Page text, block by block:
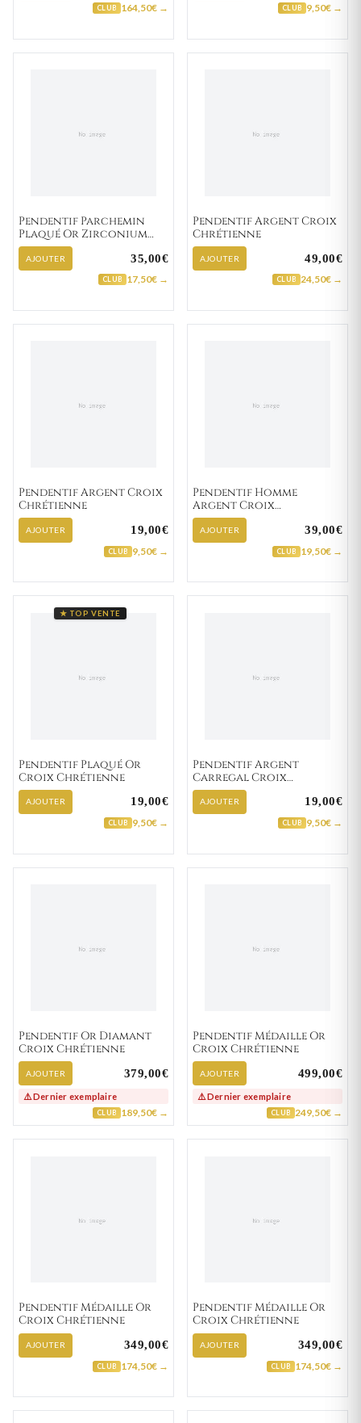
CLUB 164,50€ → CLUB 9,50€ →
Pendentif Parchemin
Plaqué Or Zirconium
Croix Chrétienne
AJOUTER 35,00€
CLUB 17,50€ →
Pendentif Argent Croix
Chrétienne
AJOUTER 49,00€
CLUB 24,50€ →
Pendentif Argent Croix
Chrétienne
AJOUTER 19,00€
CLUB 9,50€ →
Pendentif Homme
Argent Croix
Chrétienne
AJOUTER 39,00€
CLUB 19,50€ →
★ TOP VENTE
Pendentif Plaqué Or
Croix Chrétienne
AJOUTER 19,00€
CLUB 9,50€ →
Pendentif Argent
Carregal Croix
Chrétienne
AJOUTER 19,00€
CLUB 9,50€ →
Pendentif Or Diamant
Croix Chrétienne
AJOUTER 379,00€
⚠️ Dernier exemplaire
CLUB 189,50€ →
Pendentif Médaille Or
Croix Chrétienne
AJOUTER 499,00€
⚠️ Dernier exemplaire
CLUB 249,50€ →
Pendentif Médaille Or
Croix Chrétienne
AJOUTER 349,00€
CLUB 174,50€ →
Pendentif Médaille Or
Croix Chrétienne
AJOUTER 349,00€
CLUB 174,50€ →